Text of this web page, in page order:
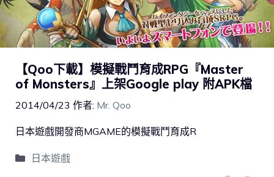
【Qoo下載】模擬戰鬥育成RPG『Master
of Monsters』上架Google play 附APK檔
2014/04/23 作者: Mr. Qoo
日本遊戲開發商MGAME的模擬戰鬥育成R
日本遊戲